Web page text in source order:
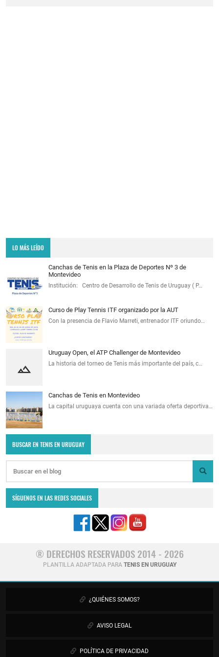
LO MÁS LEÍDO
Canchas de Tenis en la Plaza de Deportes Nº 3 de
Montevideo
Institución: Centro de Desarrollo de Tenis de Uruguay ( P…
Curso de Play Tennis ITF organizado por la AUT
Con la presencia de Flavio Marreti, entrenador ITF oriundo…
Uruguay Open, el ATP Challenger de Montevideo
La historia del torneo de Tenis más importante del país, c…
Canchas de Tenis en Montevideo
La capital uruguaya cuenta con una variada oferta deportiva…
BUSCAR EN TENIS EN URUGUAY
SÍGUENOS EN LAS REDES SOCIALES
® DERECHOS RESERVADOS 2014 - 2026
PLANTILLA ADAPTADA PARA TENIS EN URUGUAY
¿QUIÉNES SOMOS?
AVISO LEGAL
POLÍTICA DE PRIVACIDAD